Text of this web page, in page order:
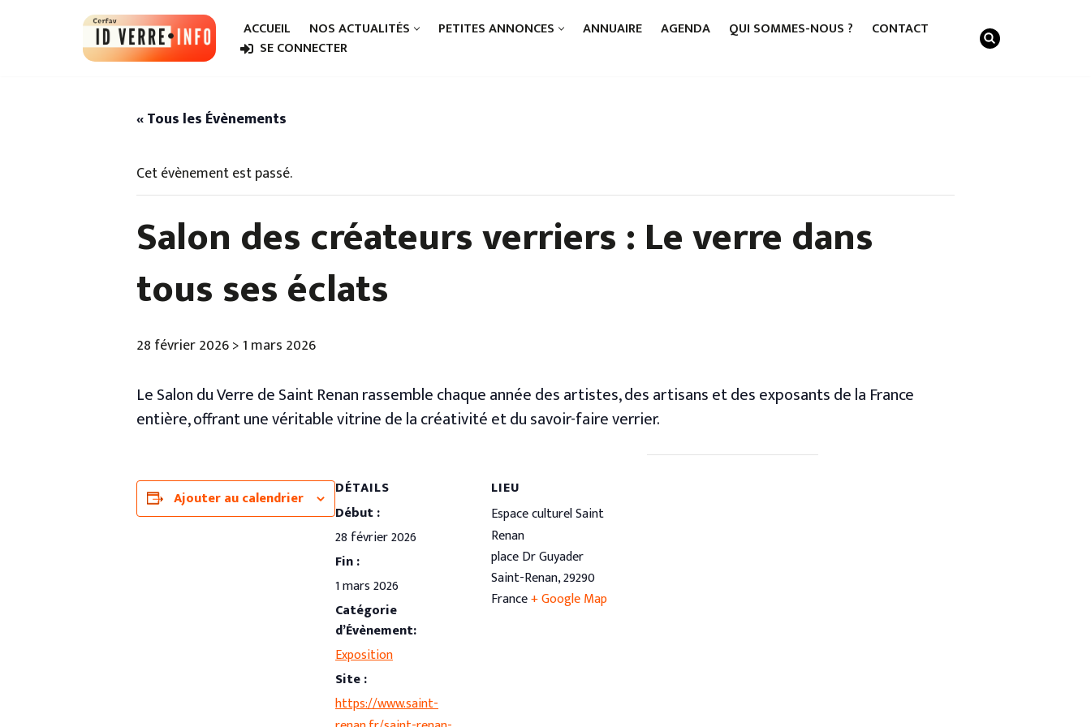
ACCUEIL NOS ACTUALITÉS PETITES ANNONCES ANNUAIRE AGENDA QUI SOMMES-NOUS ?
CONTACT
SE CONNECTER
« Tous les Évènements
Cet évènement est passé.
Salon des créateurs verriers : Le verre dans
tous ses éclats
28 février 2026>1 mars 2026
Le Salon du Verre de Saint Renan rassemble chaque année des artistes, des artisans et des exposants de la France
entière, offrant une véritable vitrine de la créativité et du savoir-faire verrier.
Ajouter au calendrier
DÉTAILS
Début :
28 février 2026
Fin :
1 mars 2026
Catégorie
d’Évènement:
Exposition
Site :
https://www.saint-
LIEU
Espace culturel Saint
Renan
place Dr Guyader
Saint-Renan,29290
France+ Google Map